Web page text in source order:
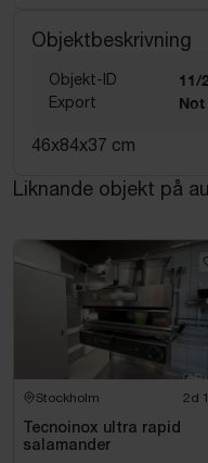
Objektbeskrivning
Objekt-ID 11/
Export
46x84x37 cm
Liknande objekt på
Stockholm 2d
Tecnoinox ultra rapid
salamander